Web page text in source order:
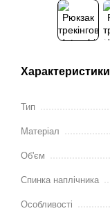
Характеристики
Тип
Матеріал
Об'єм
Спинка наплічника
Особливості